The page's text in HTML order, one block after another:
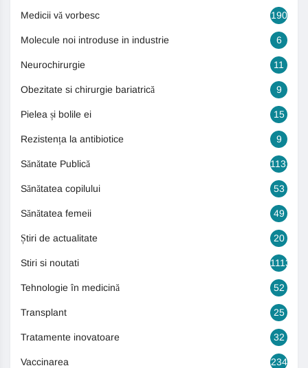
Medicii vă vorbesc 190
Molecule noi introduse in industrie 6
Neurochirurgie 11
Obezitate si chirurgie bariatrică 9
Pielea și bolile ei 15
Rezistența la antibiotice 9
Sănătate Publică 1131
Sănătatea copilului 53
Sănătatea femeii 49
Știri de actualitate 20
Stiri si noutati 1113
Tehnologie în medicină 52
Transplant 25
Tratamente inovatoare 32
Vaccinarea 234